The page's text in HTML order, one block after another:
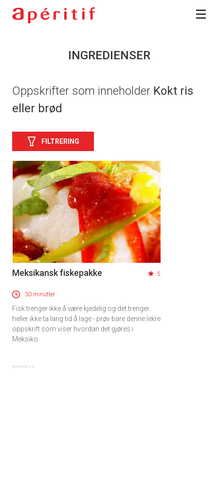
INGREDIENSER
Oppskrifter som inneholder Kokt ris
eller brød
FILTRERING
Meksikansk fiskepakke 5
30 minutter
Fisk trenger ikke å være kjedelig og det trenger
heller ikke ta lang tid å lage - prøv bare denne lekre
oppskrift som viser hvordan det gjøres i
Meksiko.